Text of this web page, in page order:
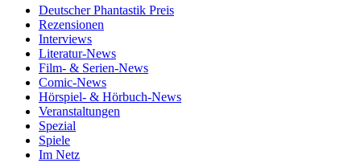
Deutscher Phantastik Preis
Rezensionen
Interviews
Literatur-News
Film- & Serien-News
Comic-News
Hörspiel- & Hörbuch-News
Veranstaltungen
Spezial
Spiele
Im Netz